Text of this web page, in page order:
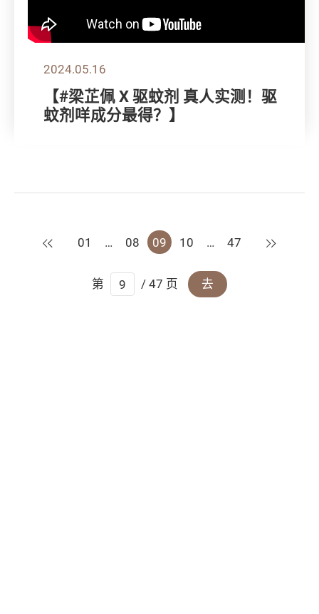
2024.05.16
【#梁芷佩 X 驱蚊剂 真人实测！驱
蚊剂咩成分最得？】
上一页
01 … 08 09 10 … 47 下一页
第 / 47 页 去